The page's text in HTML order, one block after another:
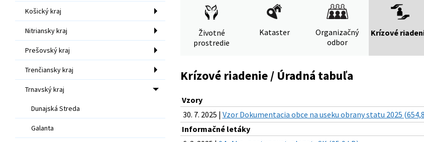
Košický kraj
Nitriansky kraj
Prešovský kraj
Trenčiansky kraj
Trnavský kraj
Dunajská Streda
Galanta
Životné
prostredie
Kataster
Organizačný
odbor
Krízové
Krízové riadenie / Úradná tabuľa
Vzory
30. 7. 2025 | Vzor Dokumentacia obce na useku obrany statu 2025
Informačné letáky